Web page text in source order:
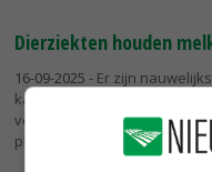
Dierziekten houden
16-09-2025 - Er zijn
kampioenschappen van
veehouderijbeurs SPACE die
plaatsvindt in het Franse...